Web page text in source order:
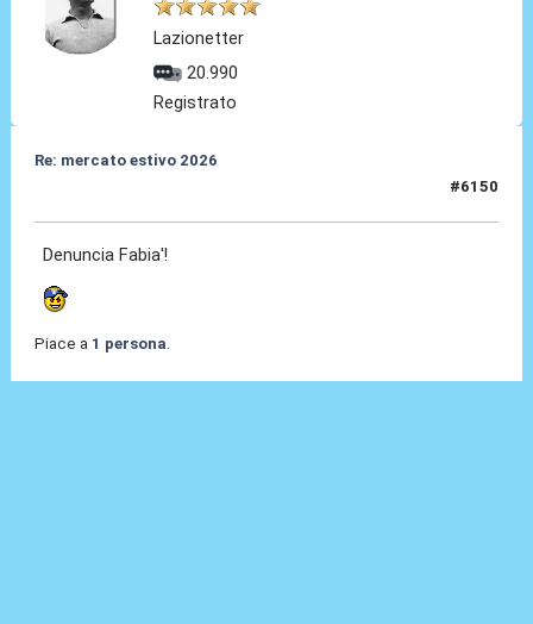
Lazionetter
20.990
Registrato
Re: mercato estivo 2026
#6150
Denuncia Fabia'!
Piace a 1 persona